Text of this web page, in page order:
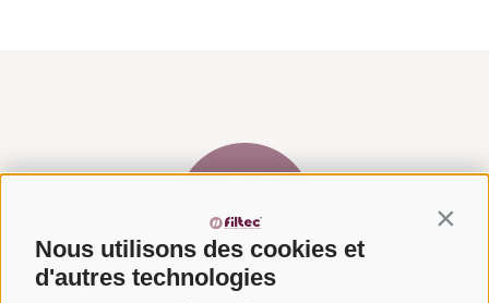
Nous utilisons des cookies et
d'autres technologies